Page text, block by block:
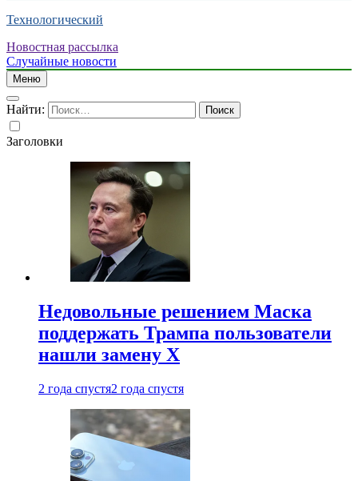
Технологический
Новостная рассылка
Случайные новости
Меню
Найти:
Заголовки
Недовольные решением Маска
поддержать Трампа пользователи
нашли замену X
2 года спустя2 года спустя